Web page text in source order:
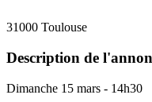
31000 Toulouse
Description de
Dimanche 15 mars - 14h30